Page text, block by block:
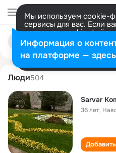
Мы используем cookie-
сервисы для вас. Если
настроить cookie-
представитель. Больше
Разрешить все
Поиск
людям
sarvar komilov
Люди504
Sarvar
36 лет,
Информация о
на платформе — здесь